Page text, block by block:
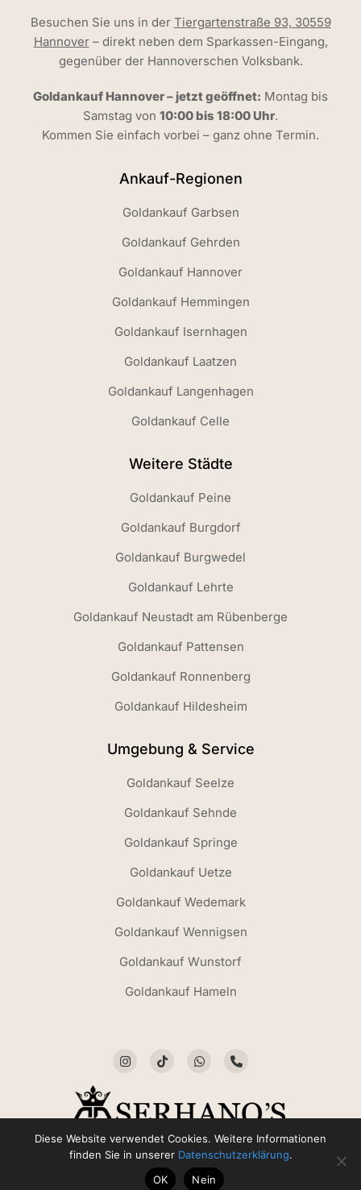
Besuchen Sie uns in der Tiergartenstraße 93, 30559
Hannover– direkt neben dem Sparkassen-Eingang,
gegenüber der Hannoverschen Volksbank.
Goldankauf Hannover – jetzt geöffnet: Montag bis
Samstag von 10:00 bis 18:00 Uhr.
Kommen Sie einfach vorbei – ganz ohne Termin.
Ankauf-Regionen
Goldankauf Garbsen
Goldankauf Gehrden
Goldankauf Hannover
Goldankauf Hemmingen
Goldankauf Isernhagen
Goldankauf Laatzen
Goldankauf Langenhagen
Goldankauf Celle
Weitere Städte
Goldankauf Peine
Goldankauf Burgdorf
Goldankauf Burgwedel
Goldankauf Lehrte
Goldankauf Neustadt am Rübenberge
Goldankauf Pattensen
Goldankauf Ronnenberg
Goldankauf Hildesheim
Umgebung & Service
Goldankauf Seelze
Goldankauf Sehnde
Goldankauf Springe
Goldankauf Uetze
Goldankauf Wedemark
Goldankauf Wennigsen
Goldankauf Wunstorf
Goldankauf Hameln
© 2026 Serhano’s Juwelier | Goldankauf Hannover | Kirchrode
Trauringe. Alle Rechte vorbehalten.
Diese Website verwendet Cookies. Weitere Informationen
finden Sie in unserer Datenschutzerklärung.
OK
Nein